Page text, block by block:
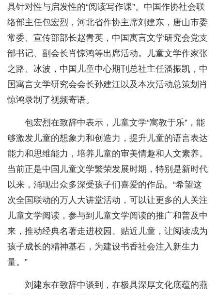
具针对性与启发性的“阅读写作课”。中国作协社会联
络部主任包宏烈，河北省作协主席刘建东，唐山市委
常委、宣传部部长赵青英，中国寓言文学研究会党支
部书记、副会长肖惊鸿等出席活动。儿童文学作家张
之路、冰波，中国儿童中心期刊总社主任潘振凯，中
国寓言文学研究会会长孙建江以及本次活动总策划肖
惊鸿录制了视频寄语。
包宏烈在致辞中表示，儿童文学“寓教于乐”，能
够激发儿童的想象力和创造力，提升儿童的语言表达
能力和思维能力，培养儿童的审美情趣和人文素养。
当前正是中国儿童文学繁荣发展时期，特别是新时代
以来，涌现出众多深受孩子们喜爱的作品。“希望这
次全国联动的万人大讲堂活动，可以让更多的人关注
儿童文学阅读，参与到儿童文学阅读的推广和普及中
来，推动经典名著走进校园、贴近儿童，让阅读成为
孩子成长的精神基石，为建设书香社会注入新生力
量。”
刘建东在致辞中谈到，在极具深厚文化底蕴的燕